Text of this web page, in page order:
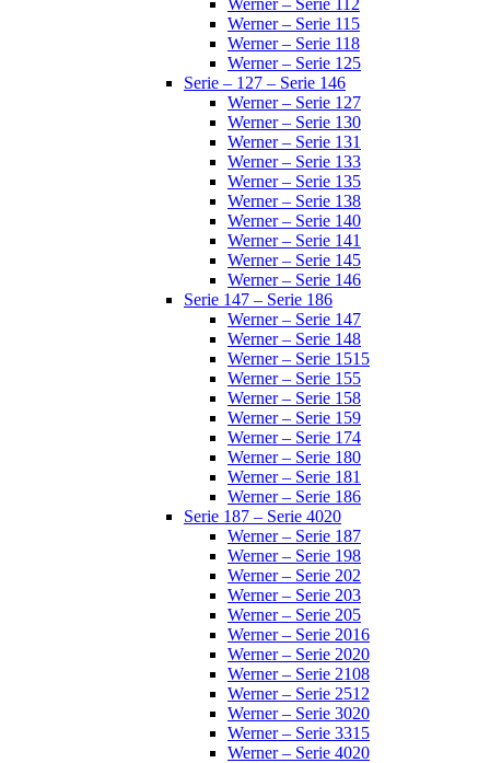
Werner – Serie 112
Werner – Serie 115
Werner – Serie 118
Werner – Serie 125
Serie – 127 – Serie 146
Werner – Serie 127
Werner – Serie 130
Werner – Serie 131
Werner – Serie 133
Werner – Serie 135
Werner – Serie 138
Werner – Serie 140
Werner – Serie 141
Werner – Serie 145
Werner – Serie 146
Serie 147 – Serie 186
Werner – Serie 147
Werner – Serie 148
Werner – Serie 1515
Werner – Serie 155
Werner – Serie 158
Werner – Serie 159
Werner – Serie 174
Werner – Serie 180
Werner – Serie 181
Werner – Serie 186
Serie 187 – Serie 4020
Werner – Serie 187
Werner – Serie 198
Werner – Serie 202
Werner – Serie 203
Werner – Serie 205
Werner – Serie 2016
Werner – Serie 2020
Werner – Serie 2108
Werner – Serie 2512
Werner – Serie 3020
Werner – Serie 3315
Werner – Serie 4020